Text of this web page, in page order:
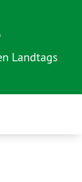
Landtags